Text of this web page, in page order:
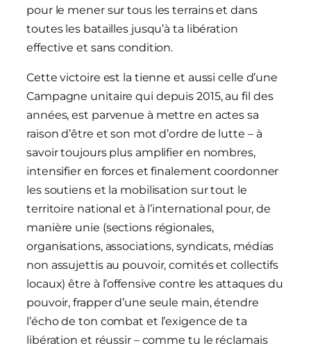
pour le mener sur tous les terrains et dans
toutes les batailles jusqu’à ta libération
effective et sans condition.
Cette victoire est la tienne et aussi celle d’une
Campagne unitaire qui depuis 2015, au fil des
années, est parvenue à mettre en actes sa
raison d’être et son mot d’ordre de lutte – à
savoir toujours plus amplifier en nombres,
intensifier en forces et finalement coordonner
les soutiens et la mobilisation sur tout le
territoire national et à l’international pour, de
manière unie (sections régionales,
organisations, associations, syndicats, médias
non assujettis au pouvoir, comités et collectifs
locaux) être à l’offensive contre les attaques du
pouvoir, frapper d’une seule main, étendre
l’écho de ton combat et l’exigence de ta
libération et réussir – comme tu le réclamais